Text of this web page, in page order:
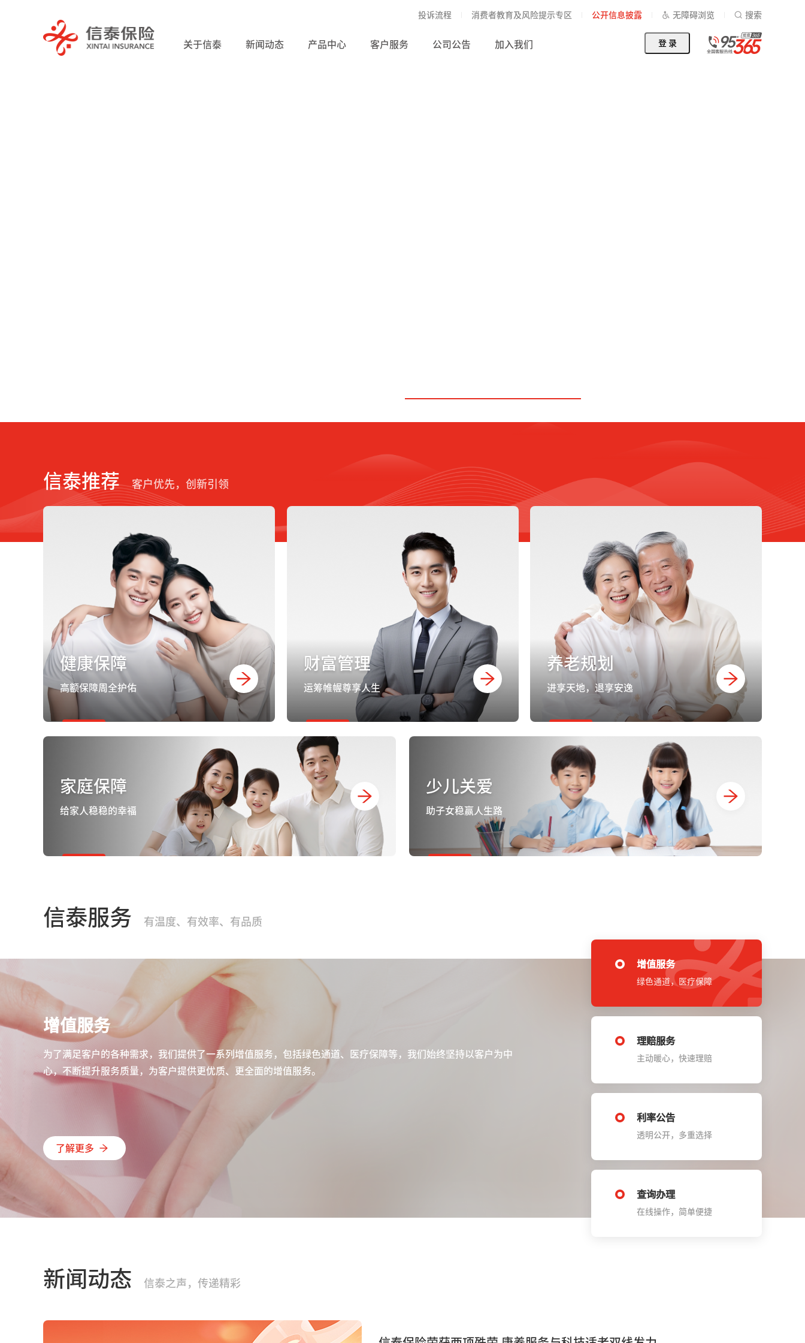
投诉流程 消费者教育及风险提示专区 公开信息披露 无障碍浏览 搜索
关于信泰 新闻动态 产品中心 客户服务 公司公告 加入我们 登 录
信泰推荐 客户优先，创新引领
健康保障
高额保障周全护佑
财富管理
运筹帷幄尊享人生
养老规划
进享天地，退享安逸
家庭保障
给家人稳稳的幸福
少儿关爱
助子女稳赢人生路
信泰服务 有温度、有效率、有品质
增值服务
为了满足客户的各种需求，我们提供了一系列增值服务，包括绿色通道、医疗保障等，我们始终坚持以客户为中
心，不断提升服务质量，为客户提供更优质、更全面的增值服务。
了解更多
增值服务
绿色通道，医疗保障
理赔服务
主动暖心，快速理赔
利率公告
透明公开，多重选择
查询办理
在线操作，简单便捷
新闻动态 信泰之声，传递精彩